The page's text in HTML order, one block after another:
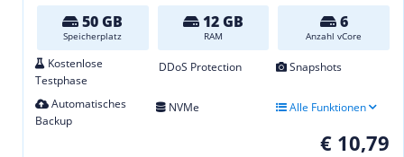
50 GB
Speicherplatz
12 GB
RAM
6
Anzahl vCore
Kostenlose
Testphase
DDoS Protection Snapshots
Automatisches
Backup
NVMe Alle Funktionen
€ 10,79